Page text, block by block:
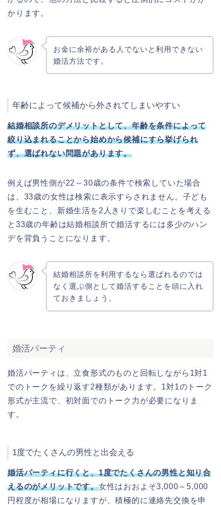
かります。
お金に余裕がある人でないと利用できない
婚活方法です。
年齢によって候補から外されてしまいやすい
結婚相談所のデメリットとして、年齢を条件によって
絞り込まれることから始めから候補にすら挙げられ
ず、選ばれない問題があります。
例えば男性側が22～30歳の条件で検索していた場合
は、33歳の女性は検索に表示すらされません。子ども
を生むこと、新婚生活を2人きりで楽しむことを考える
と33歳の年齢は結婚相談所で婚活するには多少のハン
デを背負うことになります。
結婚相談所を利用するなら選ばれるのでは
なく選ぶ側として婚活することを頭に入れ
ておきましょう。
婚活パーティ
婚活パーティは、立食形式のものと回転しながら1対1
でのトークを繰り返す2種類があります。1対1のトーク
形式が主流で、初対面でのトーク力が必要になりま
す。
1度でたくさんの男性と出会える
婚活パーティに行くと、1度でたくさんの男性と知り合
えるのがメリットです。女性はおおよそ3,000～5,000
円程度が相場になりますが、積極的に連絡先交換を申